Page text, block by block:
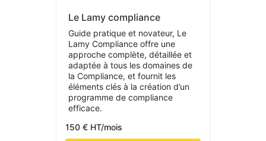
Le Lamy compliance
Guide pratique et novateur, Le
Lamy Compliance offre une
approche complète, détaillée et
adaptée à tous les domaines de
la Compliance, et fournit les
éléments clés à la création d’un
programme de compliance
efficace.
150 € HT/mois